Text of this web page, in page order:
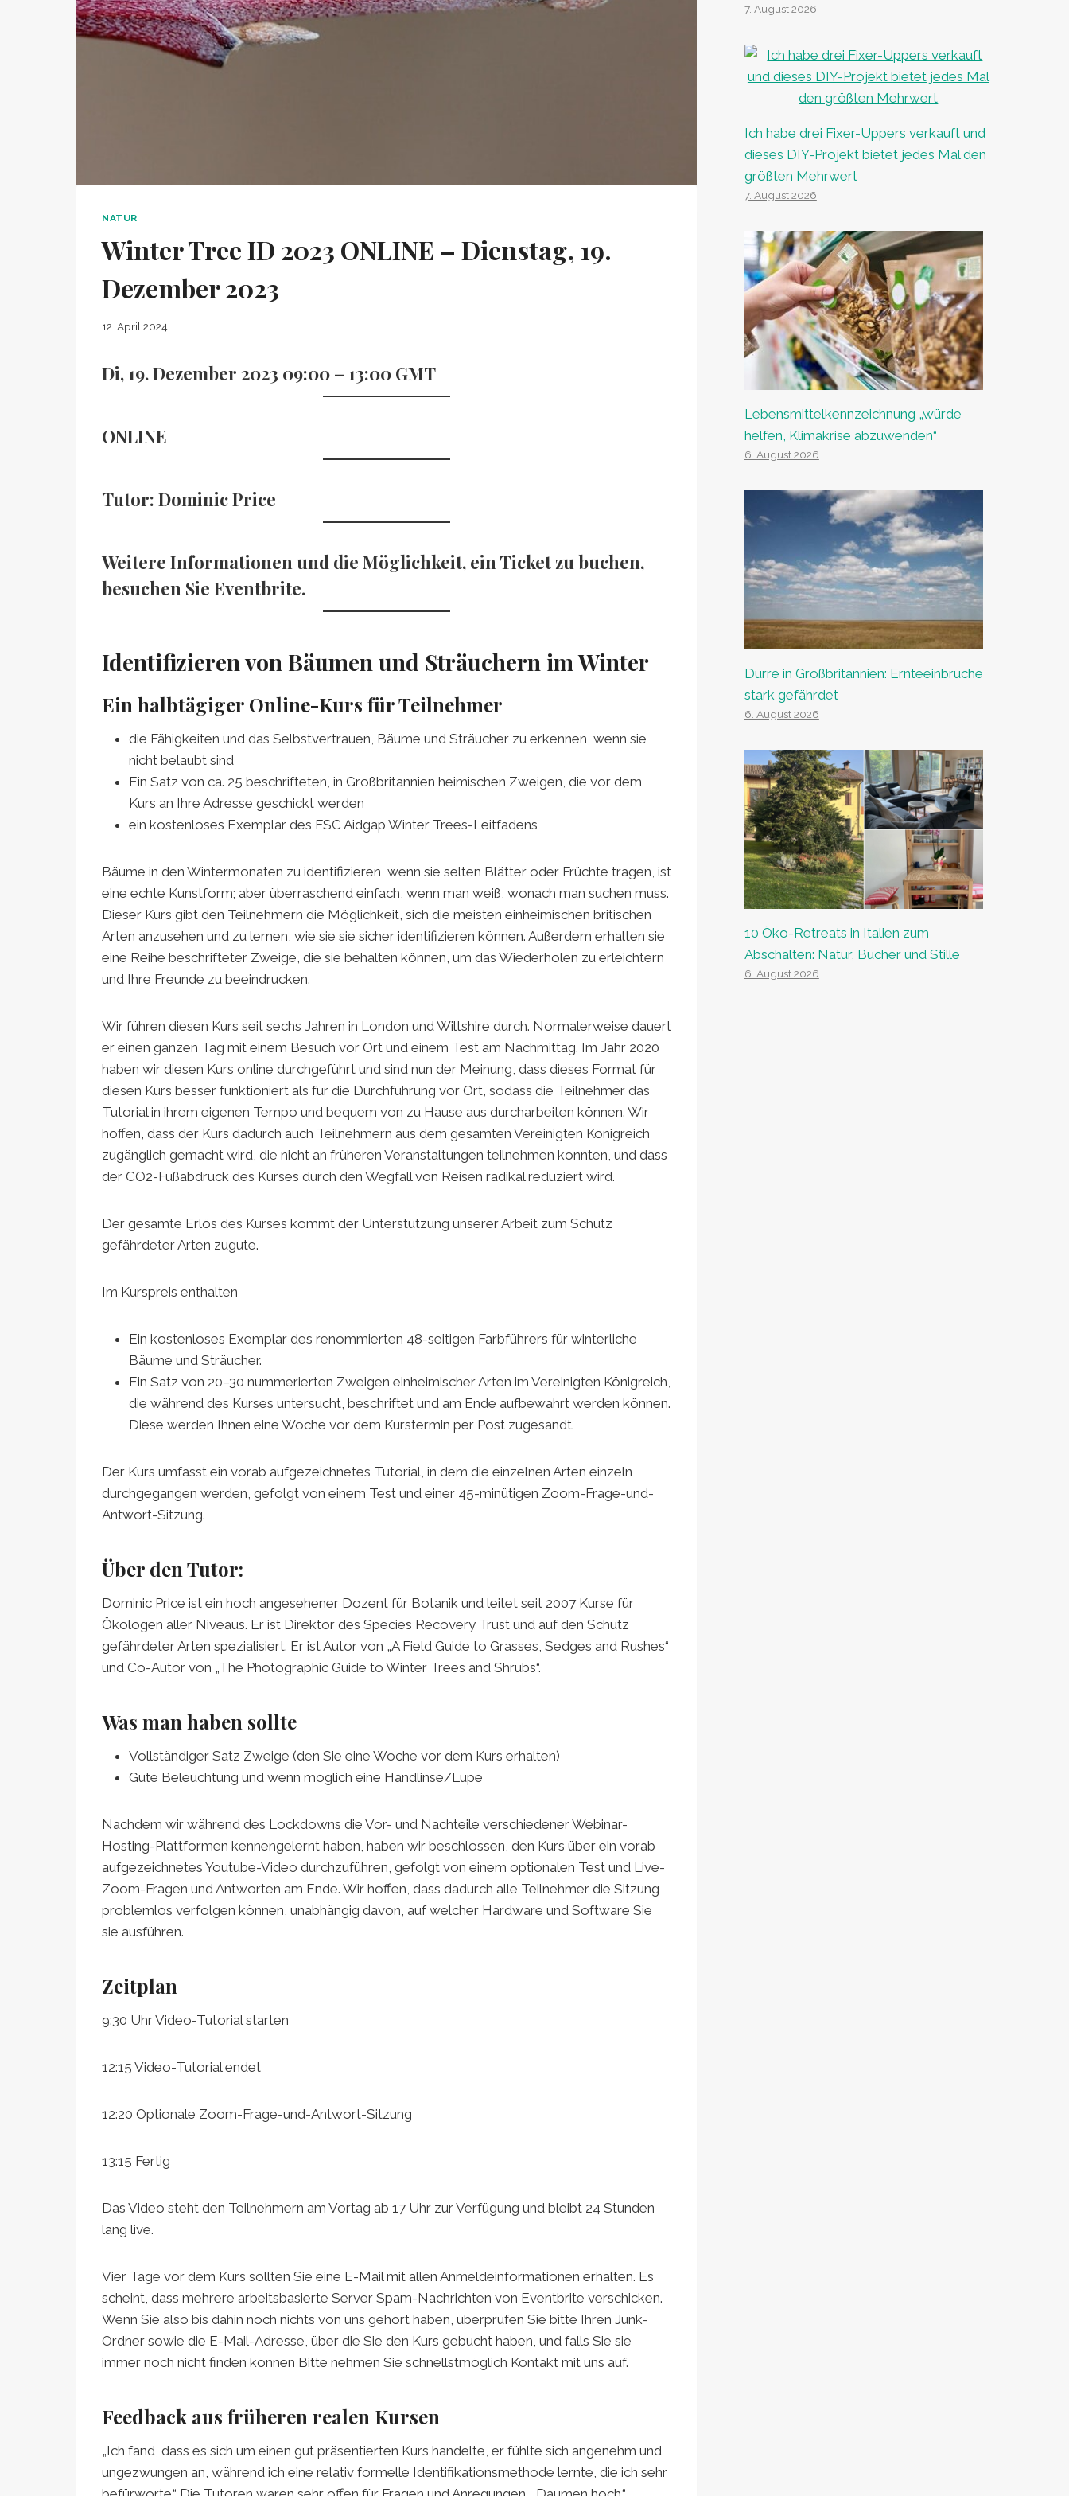
NATUR
Winter Tree ID 2023 ONLINE – Dienstag, 19.
Dezember 2023
12. April 2024
Di, 19. Dezember 2023 09:00 – 13:00 GMT
ONLINE
Tutor: Dominic Price
Weitere Informationen und die Möglichkeit, ein Ticket zu buchen,
besuchen Sie Eventbrite.
Identifizieren von Bäumen und Sträuchern im Winter
Ein halbtägiger Online-Kurs für Teilnehmer
die Fähigkeiten und das Selbstvertrauen, Bäume und Sträucher zu erkennen, wenn sie
nicht belaubt sind
Ein Satz von ca. 25 beschrifteten, in Großbritannien heimischen Zweigen, die vor dem
Kurs an Ihre Adresse geschickt werden
ein kostenloses Exemplar des FSC Aidgap Winter Trees-Leitfadens
Bäume in den Wintermonaten zu identifizieren, wenn sie selten Blätter oder Früchte tragen, ist
eine echte Kunstform; aber überraschend einfach, wenn man weiß, wonach man suchen muss.
Dieser Kurs gibt den Teilnehmern die Möglichkeit, sich die meisten einheimischen britischen
Arten anzusehen und zu lernen, wie sie sie sicher identifizieren können. Außerdem erhalten sie
eine Reihe beschrifteter Zweige, die sie behalten können, um das Wiederholen zu erleichtern
und Ihre Freunde zu beeindrucken.
Wir führen diesen Kurs seit sechs Jahren in London und Wiltshire durch. Normalerweise dauert
er einen ganzen Tag mit einem Besuch vor Ort und einem Test am Nachmittag. Im Jahr 2020
haben wir diesen Kurs online durchgeführt und sind nun der Meinung, dass dieses Format für
diesen Kurs besser funktioniert als für die Durchführung vor Ort, sodass die Teilnehmer das
Tutorial in ihrem eigenen Tempo und bequem von zu Hause aus durcharbeiten können. Wir
hoffen, dass der Kurs dadurch auch Teilnehmern aus dem gesamten Vereinigten Königreich
zugänglich gemacht wird, die nicht an früheren Veranstaltungen teilnehmen konnten, und dass
der CO2-Fußabdruck des Kurses durch den Wegfall von Reisen radikal reduziert wird.
Der gesamte Erlös des Kurses kommt der Unterstützung unserer Arbeit zum Schutz
gefährdeter Arten zugute.
Im Kurspreis enthalten
Ein kostenloses Exemplar des renommierten 48-seitigen Farbführers für winterliche
Bäume und Sträucher.
Ein Satz von 20–30 nummerierten Zweigen einheimischer Arten im Vereinigten Königreich,
die während des Kurses untersucht, beschriftet und am Ende aufbewahrt werden können.
Diese werden Ihnen eine Woche vor dem Kurstermin per Post zugesandt.
Der Kurs umfasst ein vorab aufgezeichnetes Tutorial, in dem die einzelnen Arten einzeln
durchgegangen werden, gefolgt von einem Test und einer 45-minütigen Zoom-Frage-und-
Antwort-Sitzung.
Über den Tutor:
Dominic Price ist ein hoch angesehener Dozent für Botanik und leitet seit 2007 Kurse für
Ökologen aller Niveaus. Er ist Direktor des Species Recovery Trust und auf den Schutz
gefährdeter Arten spezialisiert. Er ist Autor von „A Field Guide to Grasses, Sedges and Rushes“
und Co-Autor von „The Photographic Guide to Winter Trees and Shrubs“.
Was man haben sollte
Vollständiger Satz Zweige (den Sie eine Woche vor dem Kurs erhalten)
Gute Beleuchtung und wenn möglich eine Handlinse/Lupe
Nachdem wir während des Lockdowns die Vor- und Nachteile verschiedener Webinar-
Hosting-Plattformen kennengelernt haben, haben wir beschlossen, den Kurs über ein vorab
aufgezeichnetes Youtube-Video durchzuführen, gefolgt von einem optionalen Test und Live-
Zoom-Fragen und Antworten am Ende. Wir hoffen, dass dadurch alle Teilnehmer die Sitzung
problemlos verfolgen können, unabhängig davon, auf welcher Hardware und Software Sie
sie ausführen.
Zeitplan
9:30 Uhr Video-Tutorial starten
12:15 Video-Tutorial endet
12:20 Optionale Zoom-Frage-und-Antwort-Sitzung
13:15 Fertig
Das Video steht den Teilnehmern am Vortag ab 17 Uhr zur Verfügung und bleibt 24 Stunden
lang live.
Vier Tage vor dem Kurs sollten Sie eine E-Mail mit allen Anmeldeinformationen erhalten. Es
scheint, dass mehrere arbeitsbasierte Server Spam-Nachrichten von Eventbrite verschicken.
Wenn Sie also bis dahin noch nichts von uns gehört haben, überprüfen Sie bitte Ihren Junk-
Ordner sowie die E-Mail-Adresse, über die Sie den Kurs gebucht haben, und falls Sie sie
immer noch nicht finden können Bitte nehmen Sie schnellstmöglich Kontakt mit uns auf.
Feedback aus früheren realen Kursen
„Ich fand, dass es sich um einen gut präsentierten Kurs handelte, er fühlte sich angenehm und
ungezwungen an, während ich eine relativ formelle Identifikationsmethode lernte, die ich sehr
7. August 2026
Ich habe drei Fixer-Uppers verkauft und
dieses DIY-Projekt bietet jedes Mal den
größten Mehrwert
7. August 2026
Lebensmittelkennzeichnung „würde
helfen, Klimakrise abzuwenden“
6. August 2026
Dürre in Großbritannien: Ernteeinbrüche
stark gefährdet
6. August 2026
10 Öko-Retreats in Italien zum
Abschalten: Natur, Bücher und Stille
6. August 2026